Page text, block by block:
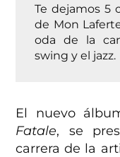
Te dejamos 5
de Mon
oda de la
swing y el jazz.
El nuevo
Fatale, se
carrera de la